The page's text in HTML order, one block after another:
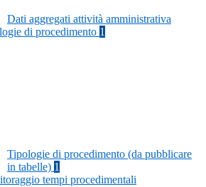
Dati aggregati attività amministrativa
di procedimento 1
Tipologie di procedimento (da pubblicare
in tabelle) 1
tempi procedimentali